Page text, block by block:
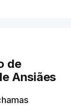
de
Ansiães